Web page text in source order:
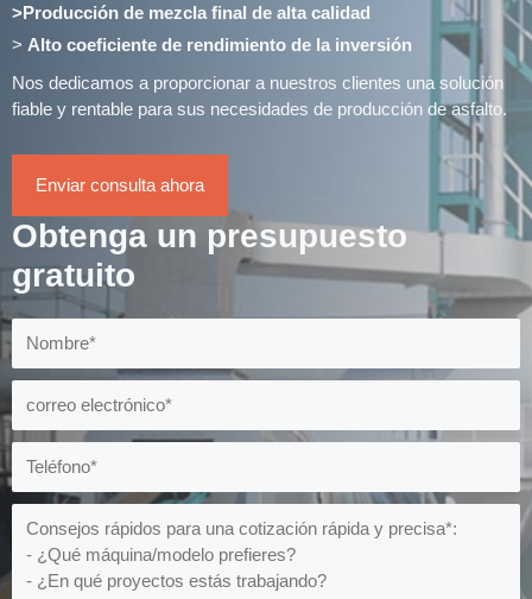
>Producción de mezcla final de alta calidad
> Alto coeficiente de rendimiento de la inversión
Nos dedicamos a proporcionar a nuestros clientes una solución
fiable y rentable para sus necesidades de producción de asfalto.
Enviar consulta ahora
Obtenga un presupuesto
gratuito